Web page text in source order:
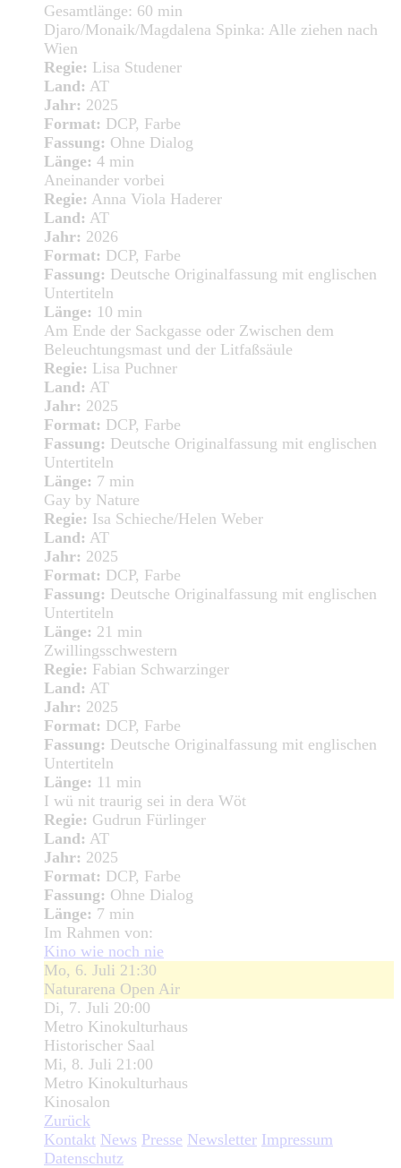
Gesamtlänge: 60 min
Djaro/Monaik/Magdalena Spinka: Alle ziehen nach
Wien
Regie: Lisa Studener
Land: AT
Jahr: 2025
Format: DCP, Farbe
Fassung: Ohne Dialog
Länge: 4 min
Aneinander vorbei
Regie: Anna Viola Haderer
Land: AT
Jahr: 2026
Format: DCP, Farbe
Fassung: Deutsche Originalfassung mit englischen
Untertiteln
Länge: 10 min
Am Ende der Sackgasse oder Zwischen dem
Beleuchtungsmast und der Litfaßsäule
Regie: Lisa Puchner
Land: AT
Jahr: 2025
Format: DCP, Farbe
Fassung: Deutsche Originalfassung mit englischen
Untertiteln
Länge: 7 min
Gay by Nature
Regie: Isa Schieche/Helen Weber
Land: AT
Jahr: 2025
Format: DCP, Farbe
Fassung: Deutsche Originalfassung mit englischen
Untertiteln
Länge: 21 min
Zwillingsschwestern
Regie: Fabian Schwarzinger
Land: AT
Jahr: 2025
Format: DCP, Farbe
Fassung: Deutsche Originalfassung mit englischen
Untertiteln
Länge: 11 min
I wü nit traurig sei in dera Wöt
Regie: Gudrun Fürlinger
Land: AT
Jahr: 2025
Format: DCP, Farbe
Fassung: Ohne Dialog
Länge: 7 min
Im Rahmen von:
Kino wie noch nie
Mo, 6. Juli 21:30
Naturarena Open Air
Di, 7. Juli 20:00
Metro Kinokulturhaus
Historischer Saal
Mi, 8. Juli 21:00
Metro Kinokulturhaus
Kinosalon
Zurück
Kontakt News Presse Newsletter Impressum
Datenschutz